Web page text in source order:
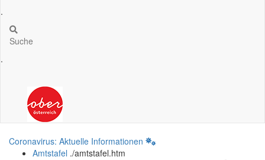
.
Suche
.
Coronavirus: Aktuelle Informationen
Amtstafel ./amtstafel.htm